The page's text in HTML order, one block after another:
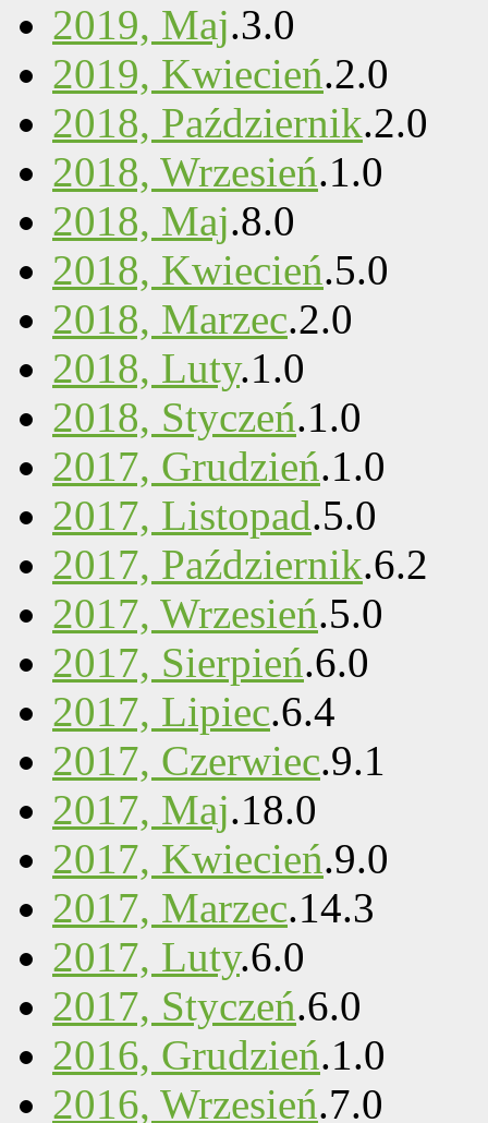
2019, Maj.3.0
2019, Kwiecień.2.0
2018, Październik.2.0
2018, Wrzesień.1.0
2018, Maj.8.0
2018, Kwiecień.5.0
2018, Marzec.2.0
2018, Luty.1.0
2018, Styczeń.1.0
2017, Grudzień.1.0
2017, Listopad.5.0
2017, Październik.6.2
2017, Wrzesień.5.0
2017, Sierpień.6.0
2017, Lipiec.6.4
2017, Czerwiec.9.1
2017, Maj.18.0
2017, Kwiecień.9.0
2017, Marzec.14.3
2017, Luty.6.0
2017, Styczeń.6.0
2016, Grudzień.1.0
2016, Wrzesień.7.0